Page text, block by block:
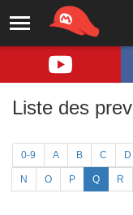
Liste des
0-9 A B C D
N O P Q R